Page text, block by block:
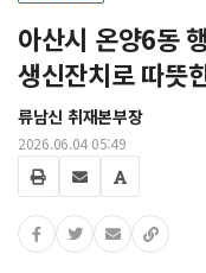
아산시 온양6동
생신잔치로 따뜻
류남신 취재본부장
2026.06.04 05:49